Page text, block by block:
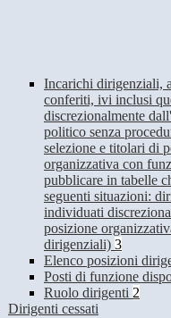
Incarichi dirigenziali,
conferiti, ivi inclusi
discrezionalmente
politico senza
selezione e titolari di
organizzativa con
pubblicare in tabelle
seguenti situazioni:
individuati
posizione
dirigenziali) 3
Elenco posizioni
Posti di funzione
Ruolo dirigenti 2
Dirigenti cessati